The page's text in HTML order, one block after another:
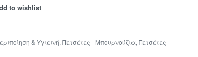
to wishlist
& Υγιεινή, Πετσέτες - Μπουρνούζια, Πετσέτες